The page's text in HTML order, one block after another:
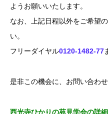
ようお願いいたします。
なお、上記日程以外をご希望
い。
フリーダイヤル0120-1482-77
是非この機会に、お問い合わ
西光寺ひかりの苑見学会の詳